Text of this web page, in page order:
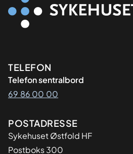
Kontaktinformasjon
TELEFON
Telefon sentralbord
69 86 00 00
Adresse
POSTADRESSE
Sykehuset Østfold HF
Postboks 300